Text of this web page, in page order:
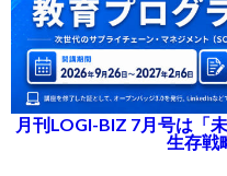
月刊LOGI-BIZ 7月号は「
生存戦